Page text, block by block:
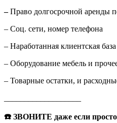
–Право долгосрочной аренды
– Соц. сети, номер телефона
– Наработанная клиентская база
– Оборудование мебель и
– Товарные остатки, и
☎️ ЗВОНИТЕ даже если просто